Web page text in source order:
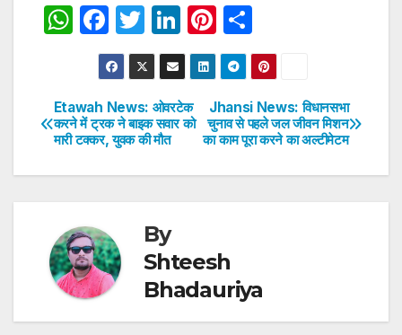
W
s
A
F
a
c
e
b
T
w
itt
er
Li
n
k
e
dI
Pi
nt
er
e
st
h
ar
e
Post
navigation
Jhansi News: विधानसभा
चुनाव से पहले जल जीवन मिशन
का काम पूरा करने का अल्टीमेटम
Etawah News: ओवरटेक
करने में ट्रक ने बाइक सवार को
मारी टक्कर, युवक की मौत
By
Shteesh
Bhadauriya